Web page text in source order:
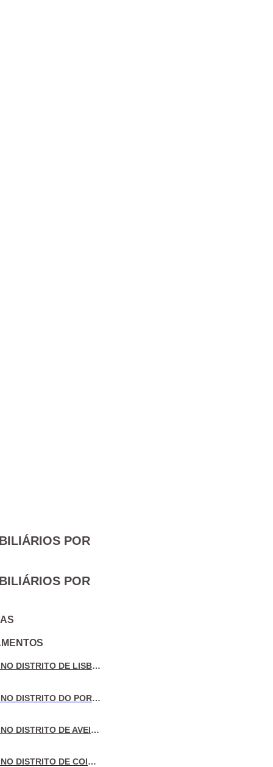
POR
POR
VENDA DE MORADIAS NO DISTRITO DE LISBOA
VENDA DE MORADIAS NO DISTRITO DO PORTO
VENDA DE MORADIAS NO DISTRITO DE AVEIRO
VENDA DE MORADIAS NO DISTRITO DE COIMBRA